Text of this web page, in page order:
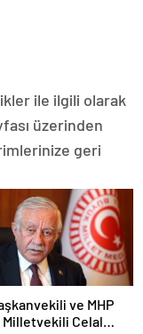
ile ilgili olarak
üzerinden
geri
ve MHP
Celal